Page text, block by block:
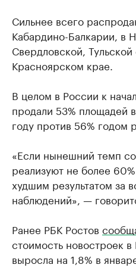
Сильнее всего
Кабардино-Балкарии, в
Свердловской, Тульской
Красноярском крае.
В целом в России к
продали 53% площадей
году против 56% годом
«Если нынешний темп
реализуют не более
худшим результатом за
наблюдений», —
Ранее РБК Ростов
стоимость новостроек
выросла на 1,8% в